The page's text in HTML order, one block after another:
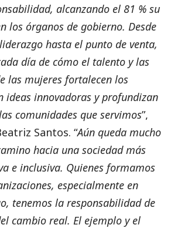
alcanzando el 81 % su
los órganos de gobierno. Desde
hasta el punto de venta,
día de cómo el talento y las
las mujeres fortalecen los
ideas innovadoras y profundizan
comunidades que servimos”,
Santos. “Aún queda mucho
hacia una sociedad más
e inclusiva. Quienes formamos
especialmente en
tenemos la responsabilidad de
cambio real. El ejemplo y el